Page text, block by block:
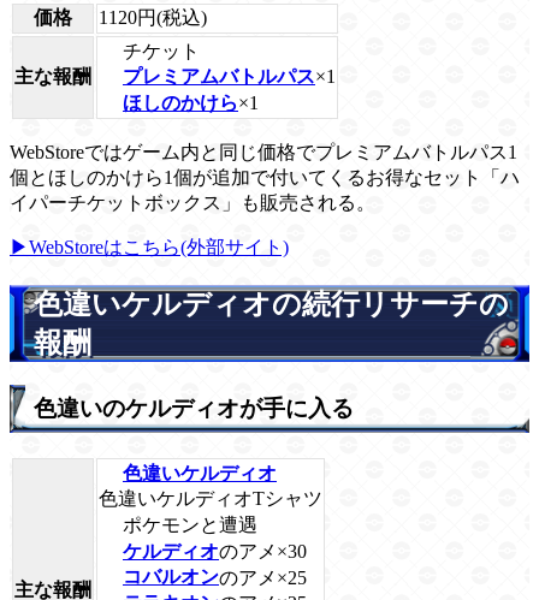
価格 1120円(税込)
主な報酬
チケット
プレミアムバトルパス×1
ほしのかけら×1
WebStoreではゲーム内と同じ価格でプレミアムバトルパス1
個とほしのかけら1個が追加で付いてくるお得なセット「ハ
イパーチケットボックス」も販売される。
▶WebStoreはこちら(外部サイト)
色違いケルディオの続行リサーチの
報酬
色違いのケルディオが手に入る
主な報酬
色違いケルディオ
色違いケルディオTシャツ
ポケモンと遭遇
ケルディオのアメ×30
コバルオンのアメ×25